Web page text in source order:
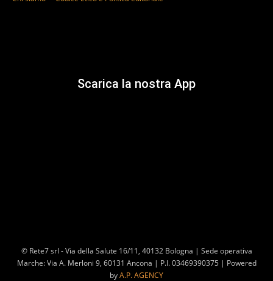
Scarica la nostra App
© Rete7 srl - Via della Salute 16/11, 40132 Bologna | Sede operativa
Marche: Via A. Merloni 9, 60131 Ancona | P.I. 03469390375 | Powered
byA.P. AGENCY